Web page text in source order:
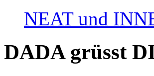
NEAT und
DADA grüsst